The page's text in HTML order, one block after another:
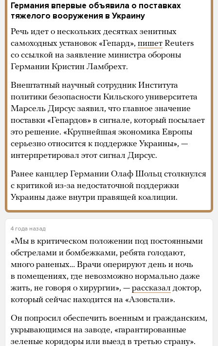
Германия впервые объявила о поставках
тяжелого вооружения в Украину
Речь идет о нескольких десятках зенитных
самоходных установок «Гепард», пишет Reuters
со ссылкой на заявление министра обороны
Германии Кристин Ламбрехт.
Внештатный научный сотрудник Института
политики безопасности Кильского университета
Марсель Дирсус заявил, что главное значение
поставки «Гепардов» в сигнале, который посылает
это решение. «Крупнейшая экономика Европы
серьезно относится к поддержке Украины», —
интерпретировал этот сигнал Дирсус.
Ранее канцлер Германии Олаф Шольц столкнулся
с критикой из-за недостаточной поддержки
Украины даже внутри правящей коалиции.
4 года назад
«Мы в критическом положении под постоянными
обстрелами и бомбежками, ребята голодают,
много раненых… Врачи оперируют день и ночь
в помещениях, где невозможно нормально даже
жить, не говоря о хирургии», — рассказал доктор,
который сейчас находится на «Азовстали».
Он попросил обеспечить военным и гражданским,
укрывающимся на заводе, «гарантированные
зеленые коридоры или выезд в третью страну».